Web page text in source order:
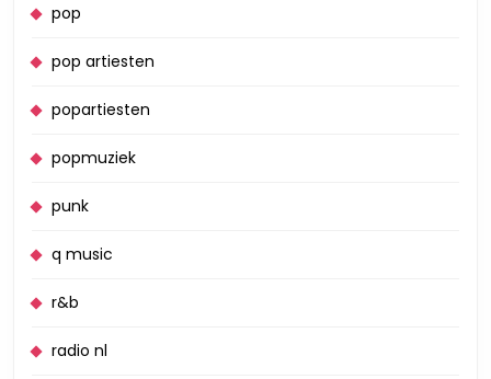
pop
pop artiesten
popartiesten
popmuziek
punk
q music
r&b
radio nl